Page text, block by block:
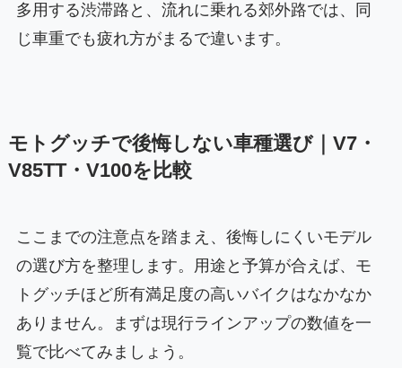
多用する渋滞路と、流れに乗れる郊外路では、同
じ車重でも疲れ方がまるで違います。
モトグッチで後悔しない車種選び｜V7・
V85TT・V100を比較
ここまでの注意点を踏まえ、後悔しにくいモデル
の選び方を整理します。用途と予算が合えば、モ
トグッチほど所有満足度の高いバイクはなかなか
ありません。まずは現行ラインアップの数値を一
覧で比べてみましょう。